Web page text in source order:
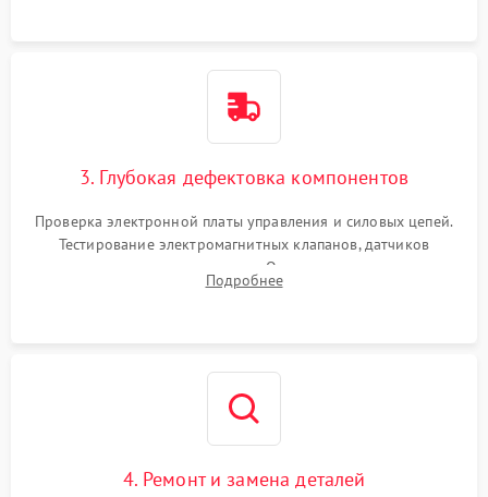
3. Глубокая дефектовка компонентов
Проверка электронной платы управления и силовых цепей.
Тестирование электромагнитных клапанов, датчиков
температуры и расходомера. Оценка степени износа
жерновов кофемолки, уплотнительных колец гидросистемы
Подробнее
4. Ремонт и замена деталей